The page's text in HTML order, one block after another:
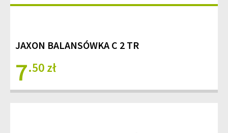
JAXON BALANSÓWKA C 2 TR
7.50 zł